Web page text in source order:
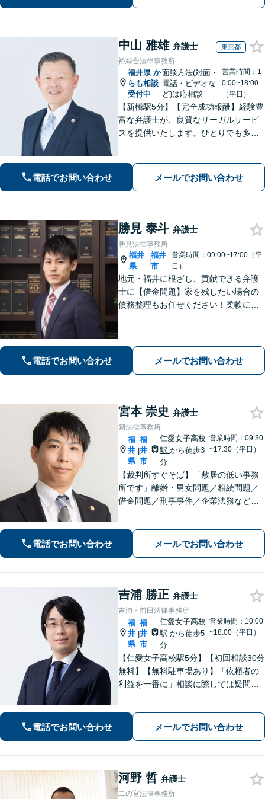
中山 雅雄 弁護士 東京都
裕綜合法律事務所
福井県 か
らも相談
受付中
面談方法(対面・
電話・ビデオな
ど)は応相談
営業時間：1
0:00~18:00
（平日）
【新橋駅5分】【完全成功報酬】経験豊
富な弁護士が、良質なリーガルサービ
スを提供いたします。ひとりでも多く
す。お困りの際は、ぜひご相談くださ
い。【弁護士歴20年以上】
電話でお問い合わせ メールでお問い合わせ
勝見 泰斗 弁護士
勝見法律事務所
福井
県
|
福井
市
営業時間：09:00~17:00（平
日）
地元・福井に根ざし、貢献できる弁護
士に【借金問題】家を残したい場合の
債務整理もお任せください！柔軟に対
続・相続放棄ご相談ください
電話でお問い合わせ メールでお問い合わせ
宮本 崇史 弁護士
剱法律事務所
福
井
県
|
福
井
市
仁愛女子高校
駅 から徒歩3
分
営業時間：09:30
~17:30（平日）
【裁判所すぐそば】「敷居の低い事務
所です」離婚・男女問題／相続問題／
借金問題／刑事事件／企業法務など、
るよう尽力いたします【法テラス利用
可】【完全個室】【夜間・休日面談】
電話でお問い合わせ メールでお問い合わせ
吉浦 勝正 弁護士
吉浦・前田法律事務所
福
井
県
|
福
井
市
仁愛女子高校
駅 から徒歩5
分
営業時間：10:00
~18:00（平日）
【仁愛女子高校駅5分】【初回相談30分
無料】【無料駐車場あり】「依頼者の
利益を一番に」相談に際しては疑問に
ております。企業法務/債権回収/離婚問
題【当日・夜間・土日対応可（要相
電話でお問い合わせ メールでお問い合わせ
河野 哲 弁護士
二の宮法律事務所